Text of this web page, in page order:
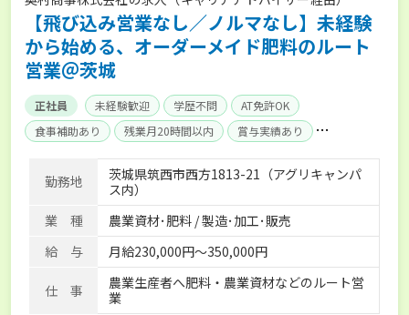
【飛び込み営業なし／ノルマなし】未経験
から始める、オーダーメイド肥料のルート
営業＠茨城
正社員 未経験歓迎 学歴不問
AT免許OK
食事補助あり
残業月20時間以内
賞与実績あり
年間休日100日以上
産休･育休取得実績あり 社会保険完備
勤務地
茨城県筑西市西方1813-21（アグリキャンパ
ス内）
業 種
農業資材･肥料 / 製造･加工･販売
給 与
月給230,000円～350,000円
仕 事
農業生産者へ肥料・農業資材などのルート営
業